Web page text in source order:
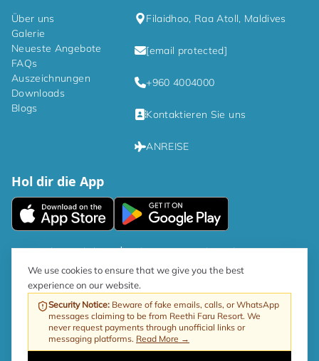
Über uns
Galerie
Neueste Angebote
FAQs
Auszeichnungen
Downloads
Blogs
Filaidhoo, Raa Atoll, Maldives
[email protected]
+960 4004000
Kontaktieren Sie uns
ANREISE
Hol dir die App
Datenschutzrichtlinien|Bedingungen und Konditionen
Gemäß der Regierungsrichtlinie beträgt der GST-Satz für den Tourismus
jetzt 17 %.
Copyright © 2026 Reethi Faru ResortWeb von ProfitableRooms
We use cookies to ensure that we give you the best
experience on our website.
Security Notice: Beware of fake emails, calls, or WhatsApp
messages claiming to be from Reethi Faru Resort. We
never request payments through unofficial links or
messaging platforms. Read More →